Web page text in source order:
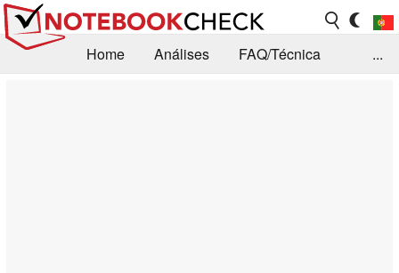
Home Análises
FAQ/Técnica
...